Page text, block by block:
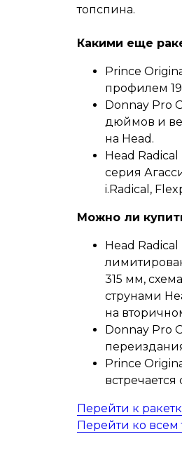
топспина.
Какими еще
Prince
профилем
Donnay Pro
дюймов и
на Head.
Head
серия
i.Radical,
Можно ли
Head
315 мм,
струнами
на
Donnay Pro
Prince
Перейти к
Перейти ко всем